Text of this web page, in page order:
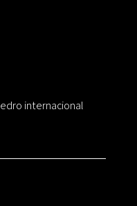
internacional